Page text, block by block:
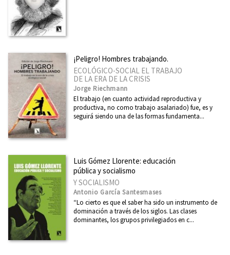
¡Peligro! Hombres trabajando.
ECOLÓGICO-SOCIAL EL TRABAJO
DE LA ERA DE LA CRISIS
Jorge Riechmann
El trabajo (en cuanto actividad reproductiva y
productiva, no como trabajo asalariado) fue, es y
seguirá siendo una de las formas fundamenta...
Luis Gómez Llorente: educación
pública y socialismo
Y SOCIALISMO
Antonio García Santesmases
“Lo cierto es que el saber ha sido un instrumento de
dominación a través de los siglos. Las clases
dominantes, los grupos privilegiados en c...